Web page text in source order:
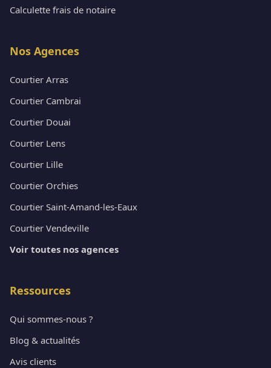
Calculette frais de notaire
Nos Agences
Courtier Arras
Courtier Cambrai
Courtier Douai
Courtier Lens
Courtier Lille
Courtier Orchies
Courtier Saint-Amand-les-Eaux
Courtier Vendeville
Voir toutes nos agences
Ressources
Qui sommes-nous ?
Blog & actualités
Avis clients